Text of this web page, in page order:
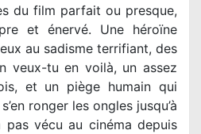
du film parfait ou presque,
et énervé. Une héroïne
au sadisme terrifiant, des
veux-tu en voilà, un assez
et un piège humain qui
ronger les ongles jusqu’à
pas vécu au cinéma depuis